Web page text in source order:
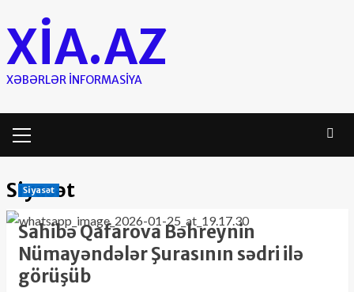
to
content
XIA.AZ
XƏBƏRLƏR INFORMASIYA
Menu
Siyasət
Siyasət
Sahibə Qafarova Bəhreynin
Nümayəndələr Şurasının sədri ilə
görüşüb